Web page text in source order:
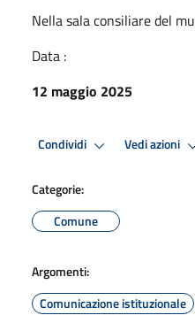
Nella sala consiliare del
Data :
12 maggio 2025
Condividi Vedi azioni
Categorie:
Comune
Argomenti:
Comunicazione istituzionale